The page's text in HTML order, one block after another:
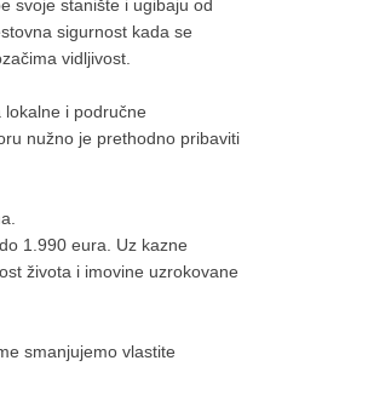
svoje stanište i ugibaju od
sigurnost kada se
vidljivost.
i područne
nužno je prethodno pribaviti
1.990 eura. Uz kazne
života i imovine uzrokovane
smanjujemo vlastite